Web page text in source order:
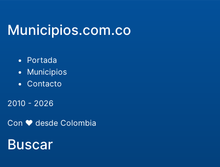
Municipios.com.co
Portada
Municipios
Contacto
2010 - 2026
Con ❤️ desde Colombia
Buscar